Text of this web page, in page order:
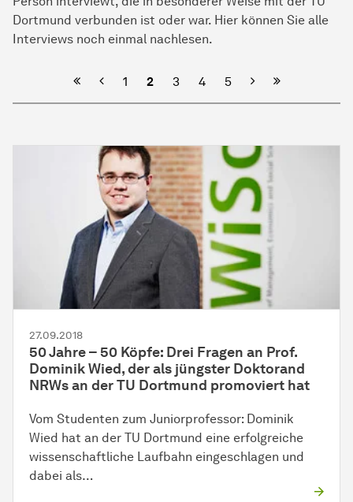
Dortmund verbunden ist oder war. Hier können Sie alle
Interviews noch einmal nachlesen.
Vorherige
1 2 3 4 5 Nächste
27.09.2018
50 Jahre – 50 Köpfe: Drei Fragen an Prof.
Dominik Wied, der als jüngster Doktorand
NRWs an der TU Dortmund promoviert hat
Vom Studenten zum Juniorprofessor: Dominik
Wied hat an der TU Dortmund eine erfolgreiche
wissenschaftliche Laufbahn eingeschlagen und
dabei als…